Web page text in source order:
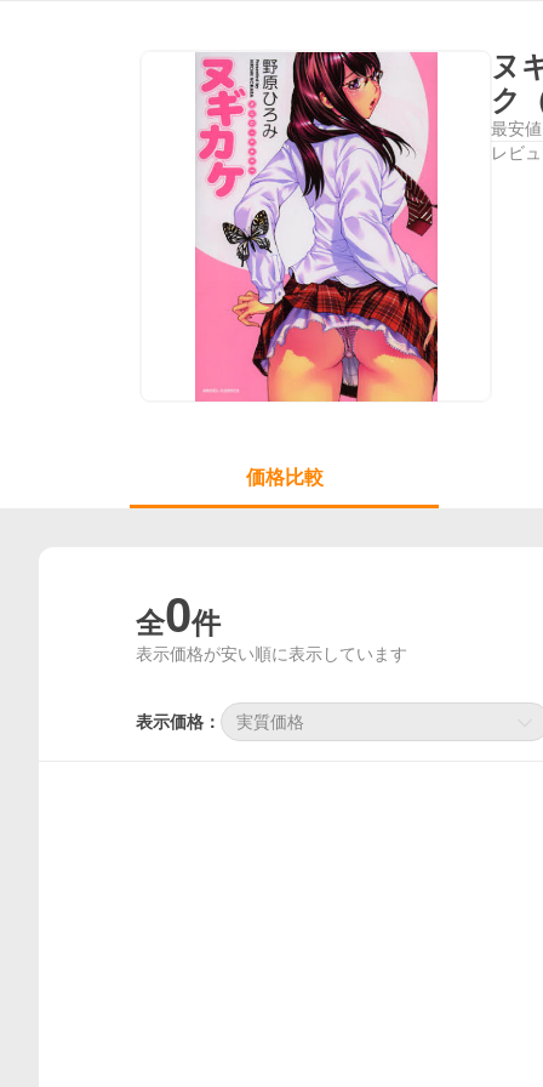
ヌ
ク
最安値
レビ
価格比較
全0件
表示価格が安い順に表示しています
表示価格： 実質価格